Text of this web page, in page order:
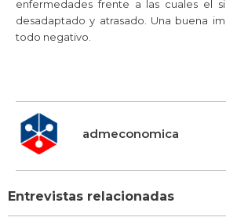
enfermedades frente a las cuales el
desadaptado y atrasado. Una buena
todo negativo.
admeconomica
Entrevistas relacionadas